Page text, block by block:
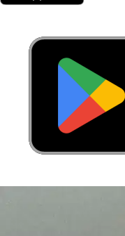
52 %
Qui ils acceptent
% de pet sitters pour ce
Petits chiens
Grands chiens